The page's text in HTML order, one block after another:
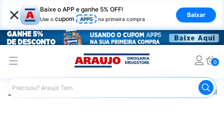
× Baixe o APP e ganhe 5% OFF!
Use o cupom APP5 na primeira compra
Baixar
0
Araujo Mercado Biscoito e